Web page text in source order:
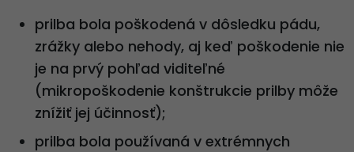
prilba bola poškodená v dôsledku pádu,
zrážky alebo nehody, aj keď poškodenie nie
je na prvý pohľad viditeľné
(mikropoškodenie konštrukcie prilby môže
znížiť jej účinnosť);
prilba bola používaná v extrémnych